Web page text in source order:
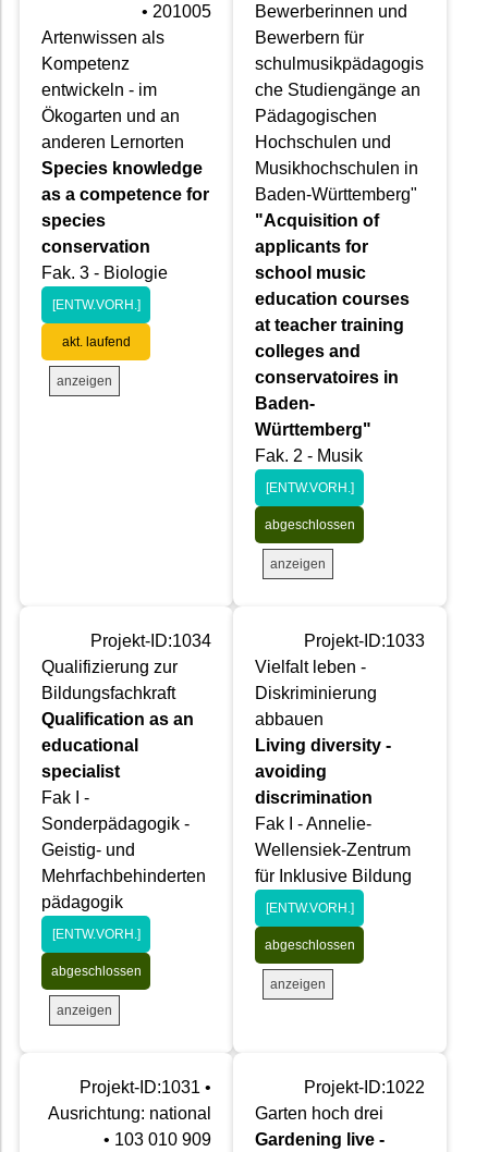
• 201005
Artenwissen als
Kompetenz
entwickeln - im
Ökogarten und an
anderen Lernorten
Species knowledge
as a competence for
species
conservation
Fak. 3 - Biologie
[ENTW.VORH.]
akt. laufend
anzeigen
Bewerberinnen und
Bewerbern für
schulmusikpädagogis
che Studiengänge an
Pädagogischen
Hochschulen und
Musikhochschulen in
Baden-Württemberg"
"Acquisition of
applicants for
school music
education courses
at teacher training
colleges and
conservatoires in
Baden-
Württemberg"
Fak. 2 - Musik
[ENTW.VORH.]
abgeschlossen
anzeigen
Projekt-ID:1034
Qualifizierung zur
Bildungsfachkraft
Qualification as an
educational
specialist
Fak I -
Sonderpädagogik -
Geistig- und
Mehrfachbehinderten
pädagogik
[ENTW.VORH.]
abgeschlossen
anzeigen
Projekt-ID:1033
Vielfalt leben -
Diskriminierung
abbauen
Living diversity -
avoiding
discrimination
Fak I - Annelie-
Wellensiek-Zentrum
für Inklusive Bildung
[ENTW.VORH.]
abgeschlossen
anzeigen
Projekt-ID:1031 •
Ausrichtung: national
• 103 010 909
Projekt-ID:1022
Garten hoch drei
Gardening live -